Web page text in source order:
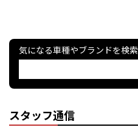
気になる車種やブランドを検索
スタッフ通信